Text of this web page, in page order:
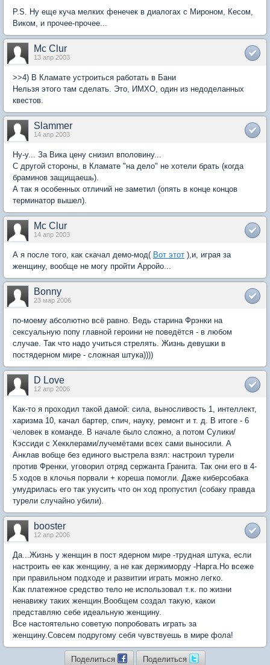
P.S. Ну еще куча мелких фенечек в диалогах с Мироном, Кесом,
Виком, и прочее-прочее...
Mc Clur
13 апр 2003
>>4) В Кламате устроиться работать в Бани
Нельзя этого там сделать. Это, ИМХО, один из недоделанных
квестов.
Slammer
14 апр 2003
Ну-у... За Вика цену снизил вполовину...
С другой стороны, в Кламате "на дело" не хотели брать (когда
браминов защищаешь).
А так я особенных отличий не заметил (опять в конце концов
терминатор вышел).
Mc Clur
14 апр 2003
А я после того, как скачал демо-мод( Вот этот ),и, играя за
женщину, вообще не могу пройти Арройо...
Bonny
23 мар 2006
по-моему абсолютно всё равно. Ведь старина Фрэнки на
сексуальную попу главной героини не поведётся - в любом
случае. Так что надо учиться стрелять. Жизнь девушки в
постядерном мире - сложная штука))))
D Love
12 апр 2006
Как-то я проходил такой дамой: сила, выносливость 1, интеллект,
харизма 10, качал бартер, спич, науку, ремонт и т. д. В итоге - 6
человек в команде. В начале было сложно, а потом Сулики/
Кэссиди с Хекклерами/лучемётами всех сами выносили. А
Анклав вобще без единого выстрела взял: настроил турели
против Френки, уговорил отряд сержанта Гранита. Так они его в 4-
5 ходов в клочья порвали + кореша помогли. Даже киберсобака
умудрилась его так укусить что он ход пропустил (собаку правда
турели случайно убили).
booster
12 апр 2006
Да...Жизнь у женщин в пост ядерном мире -трудная штука, если
настроить ее как женщину, а не как держиморду -Нарга.Но всеже
при правильном подходе и развитии играть можно легко.
Как платежное средство тело не использовал т.к. по жизни
ненавижу таких женщин.Вообщем создал такую, какои
представляю себе идеальную женщину.
Все настоятельно советую попробовать играть за
женщину.Совсем подругому себя чувствуешь в мире фола!
Поделиться Поделиться